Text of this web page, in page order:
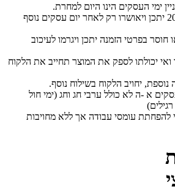
ימי העסקים הינו היום למחרת.
– הזמנות שיוזנו לאחר 20:00 יתכן ויאושרו רק לאחר יום עסקים נוסף
חוסר בפרטי הזמנה יתכן ויגרמו לעיכוב
יכולתו לספק את המוצר תחייב את הלקוח
יחויב הלקוח בשילוח נוסף.
א -ה לא כולל ערבי חג וחג (ימי חול
רגילים)
להפחתת עומסי עבודה אך ללא מחויבות